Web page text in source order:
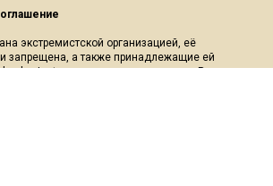
экстремистской организацией, её
запрещена, а также принадлежащие ей
и Instagram так же запрещены в России.